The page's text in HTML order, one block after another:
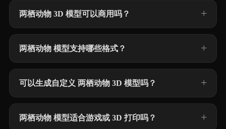
两栖动物 3D 模型可以商用吗？
两栖动物 模型支持哪些格式？
可以生成自定义 两栖动物 3D 模型吗？
两栖动物 模型适合游戏或 3D 打印吗？